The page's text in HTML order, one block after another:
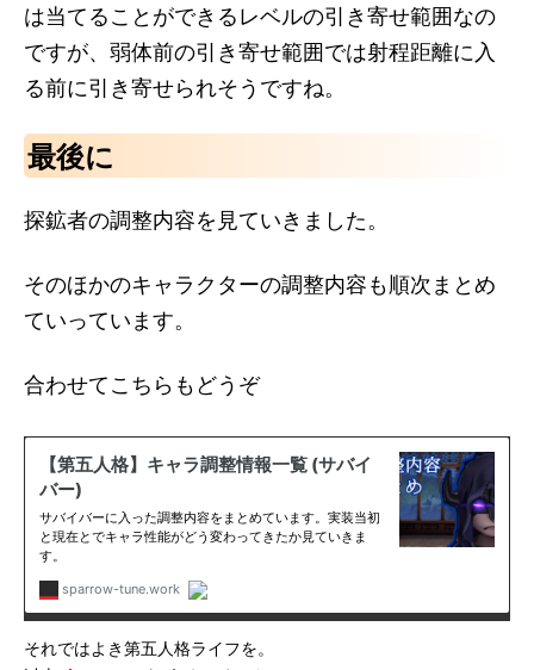
は当てることができるレベルの引き寄せ範囲なの
ですが、弱体前の引き寄せ範囲では射程距離に入
る前に引き寄せられそうですね。
最後に
探鉱者の調整内容を見ていきました。
そのほかのキャラクターの調整内容も順次まとめ
ていっています。
合わせてこちらもどうぞ
それではよき第五人格ライフを。